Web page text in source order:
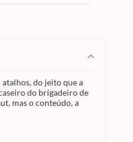
atalhos, do jeito que a
do brigadeiro de
mas o conteúdo, a